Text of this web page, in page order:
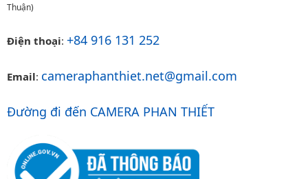
Thuận)
Điện thoại: +84 916 131 252
Email: cameraphanthiet.net@gmail.com
Đường đi đến CAMERA PHAN THIẾT